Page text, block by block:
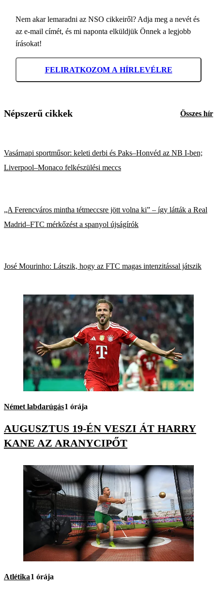
Nem akar lemaradni az NSO cikkeiről? Adja meg a nevét és
az e-mail címét, és mi naponta elküldjük Önnek a legjobb
írásokat!
FELIRATKOZOM A HÍRLEVÉLRE
Népszerű cikkek Összes hír
Vasárnapi sportműsor: keleti derbi és Paks–Honvéd az NB I-ben;
Liverpool–Monaco felkészülési meccs
„A Ferencváros mintha tétmeccsre jött volna ki” – így látták a Real
Madrid–FTC mérkőzést a spanyol újságírók
José Mourinho: Látszik, hogy az FTC magas intenzitással játszik
Német labdarúgás1 órája
AUGUSZTUS 19-ÉN VESZI ÁT HARRY
KANE AZ ARANYCIPŐT
Atlétika1 órája